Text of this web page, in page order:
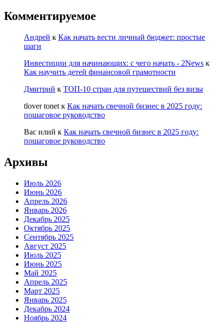
Комментируемое
Андрей к Как начать вести личный бюджет: простые
шаги
Инвестиции для начинающих: с чего начать - 2News к
Как научить детей финансовой грамотности
Дмитрий к ТОП-10 стран для путешествий без визы
tlover tonet к Как начать свечной бизнес в 2025 году:
пошаговое руководство
Вас илий к Как начать свечной бизнес в 2025 году:
пошаговое руководство
Архивы
Июль 2026
Июнь 2026
Апрель 2026
Январь 2026
Декабрь 2025
Октябрь 2025
Сентябрь 2025
Август 2025
Июль 2025
Июнь 2025
Май 2025
Апрель 2025
Март 2025
Январь 2025
Декабрь 2024
Ноябрь 2024